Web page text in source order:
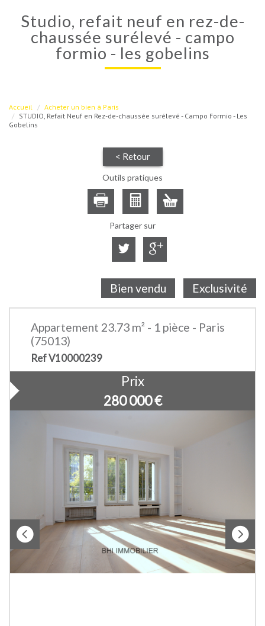
studio, refait neuf en rez-de-
chaussée surélevé - campo
formio - les gobelins
Accueil
Acheter un bien à Paris
STUDIO, Refait Neuf en Rez-de-chaussée surélevé - Campo Formio - Les
Gobelins
< Retour
Outils pratiques
Partager sur
Bien vendu Exclusivité
Appartement 23.73 m² - 1 pièce - Paris
(75013)
Ref V10000239
Prix
280 000€